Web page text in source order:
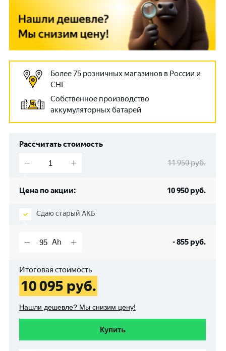
Более 75 розничных магазинов в России и
СНГ
Собственное производство
аккумуляторных батарей
Рассчитать стоимость
11 950руб.
Цена по акции: 10 950руб.
Сдаю старый АКБ
-855руб.
Итоговая стоимость
10 095 руб.
Нашли дешевле? Мы снизим цену!
Купить